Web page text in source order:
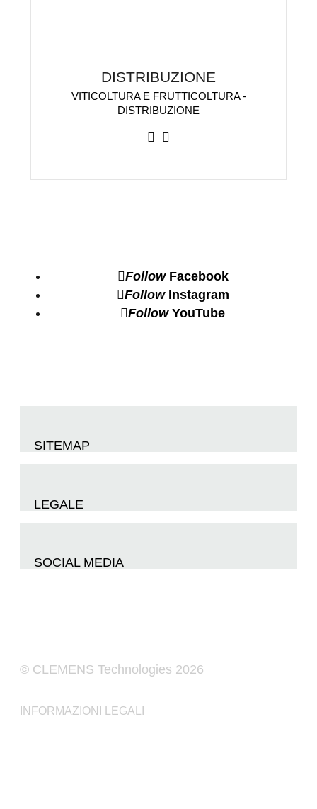
DISTRIBUZIONE
VITICOLTURA E FRUTTICOLTURA -
DISTRIBUZIONE
Follow Facebook
Follow Instagram
Follow YouTube
SITEMAP
LEGALE
SOCIAL MEDIA
© CLEMENS Technologies 2026
INFORMAZIONI LEGALI